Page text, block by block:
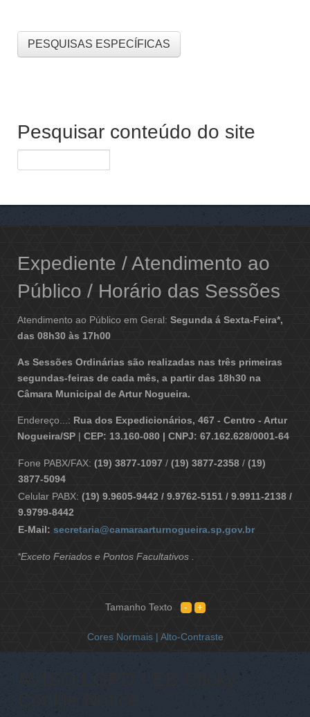
PESQUISAS ESPECÍFICAS
Pesquisar conteúdo do site
Expediente / Atendimento ao
Público / Horário das Sessões
Atendimento ao Público em Geral: Segunda á Sexta-Feira*,
das 08h30 às 17h00
As Sessões Ordinárias são realizadas nas três primeiras
segundas-feiras de cada mês, a partir das 18h30 na
Câmara Municipal de Artur Nogueira.
Endereço...: Rua dos Expedicionários, 467 - Centro - Artur
Nogueira/SP | CEP: 13.160-080 | CNPJ: 67.162.628/0001-64
Fone PABX/FAX: (19) 3877-1097 / (19) 3877-2358 / (19)
3877-5094
Celular PABX: (19) 9.9605-9442 / 9.9762-5151 / 9.9911-2138 /
9.9799-8442
E-Mail: secretaria@camaraarturnogueira.sp.gov.br
*Exceto Feriados e Pontos Facultativos .
Tamanho Texto
Cores Normais | Alto-Contraste
AVISO LGPD - EB Sticky
Cookie Notice